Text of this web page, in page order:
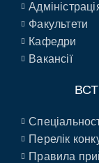
Факультети
Кафедри
Вакансії
Перелік
Правила